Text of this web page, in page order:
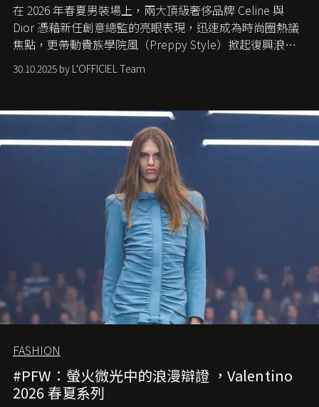
在 2026 年春夏男裝場上，兩大頂級奢侈品牌 Celine 與
Dior 憑藉新任創意總監的亮眼表現，迅速成為時尚圈熱議
焦點，更帶動貴族學院風（Preppy Style）掀起復興浪
潮，讓這股經典風格再度回到大眾視線。
30.10.2025 by L'OFFICIEL Team
FASHION
#PFW：螢火微光中的浪漫辯證 ，Valentino
2026 春夏系列